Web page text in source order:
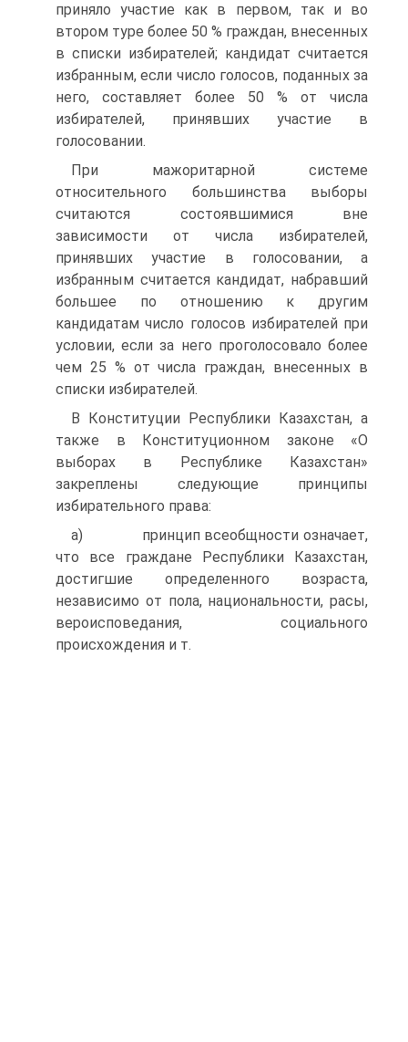
приняло участие как в первом, так и во
втором туре более 50 % граждан, внесенных
в списки избирателей; кандидат считается
избранным, если число голосов, поданных за
него, составляет более 50 % от числа
избирателей, принявших участие в
голосовании.
При мажоритарной системе
относительного большинства выборы
считаются состоявшимися вне
зависимости от числа избирателей,
принявших участие в голосовании, а
избранным считается кандидат, набравший
большее по отношению к другим
кандидатам число голосов избирателей при
условии, если за него проголосовало более
чем 25 % от числа граждан, внесенных в
списки избирателей.
В Конституции Республики Казахстан, а
также в Конституционном законе «О
выборах в Республике Казахстан»
закреплены следующие принципы
избирательного права:
а) принцип всеобщности означает,
что все граждане Республики Казахстан,
достигшие определенного возраста,
независимо от пола, национальности, расы,
вероисповедания, социального
происхождения и т.